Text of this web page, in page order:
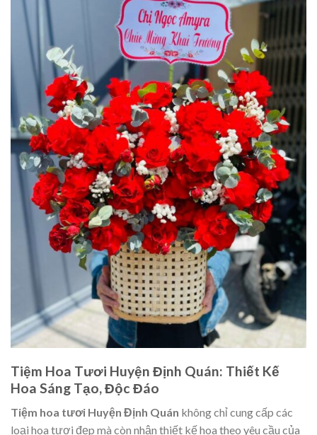
Tiệm Hoa Tươi Huyện Định Quán: Thiết Kế
Hoa Sáng Tạo, Độc Đáo
Tiệm hoa tươi Huyện Định Quán không chỉ cung cấp các
loại hoa tươi đẹp mà còn nhận thiết kế hoa theo yêu cầu của